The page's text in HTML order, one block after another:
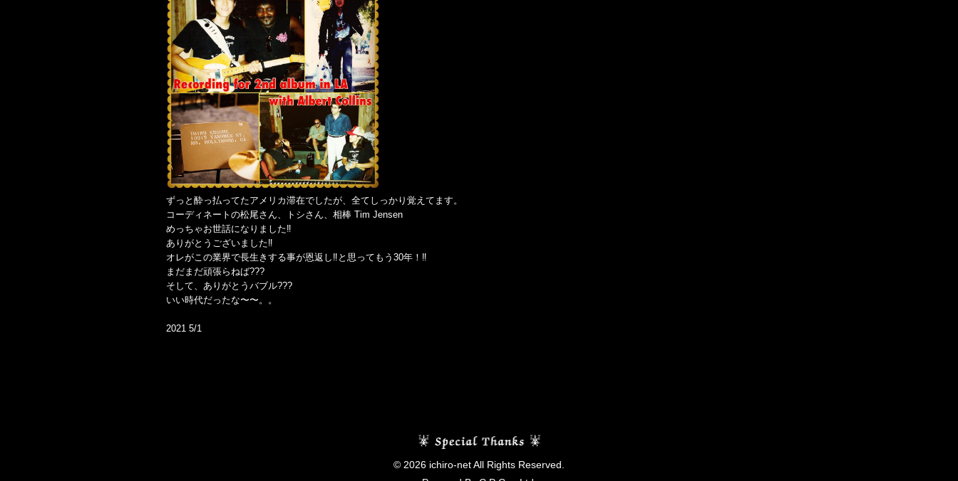
ずっと酔っ払ってたアメリカ滞在でしたが、全てしっかり覚えてます。
コーディネートの松尾さん、トシさん、相棒 Tim Jensen
めっちゃお世話になりました‼️
ありがとうございました‼️
オレがこの業界で長生きする事が恩返し‼️と思ってもう30年！‼️
まだまだ頑張らねば???
そして、ありがとうバブル???
いい時代だったな〜〜。。
2021 5/1
© 2026 ichiro-net All Rights Reserved.